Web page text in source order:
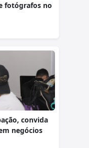
fotógrafos no
convida
negócios